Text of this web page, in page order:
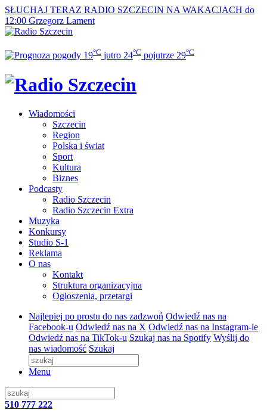
SŁUCHAJ TERAZ RADIO SZCZECIN NA WAKACJACH do
12:00 Grzegorz Lament
19°C jutro 24°C pojutrze 29°C
Wiadomości
Szczecin
Region
Polska i świat
Sport
Kultura
Biznes
Podcasty
Radio Szczecin
Radio Szczecin Extra
Muzyka
Konkursy
Studio S-1
Reklama
O nas
Kontakt
Struktura organizacyjna
Ogłoszenia, przetargi
Najlepiej po prostu do nas zadzwoń Odwiedź nas na
Facebook-u Odwiedź nas na X Odwiedź nas na Instagram-ie
Odwiedź nas na TikTok-u Szukaj nas na Spotify Wyślij do
nas wiadomość Szukaj
Menu
510 777 222